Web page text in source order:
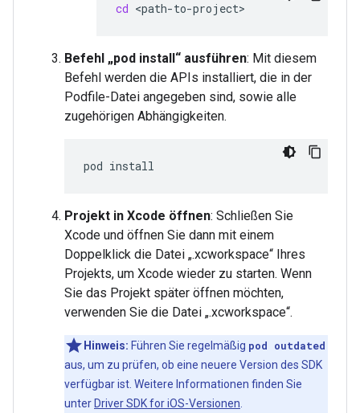
cd
Befehl „pod install“ ausführen: Mit diesem
Befehl werden die APIs installiert, die in der
Podfile-Datei angegeben sind, sowie alle
zugehörigen Abhängigkeiten.
pod
Projekt in Xcode öffnen: Schließen Sie
Xcode und öffnen Sie dann mit einem
Doppelklick die Datei „.xcworkspace“ Ihres
Projekts, um Xcode wieder zu starten. Wenn
Sie das Projekt später öffnen möchten,
verwenden Sie die Datei „.xcworkspace“.
Hinweis: Führen Sie regelmäßig pod outdated
aus, um zu prüfen, ob eine neuere Version des SDK
verfügbar ist. Weitere Informationen finden Sie
unter Driver SDK for iOS-Versionen